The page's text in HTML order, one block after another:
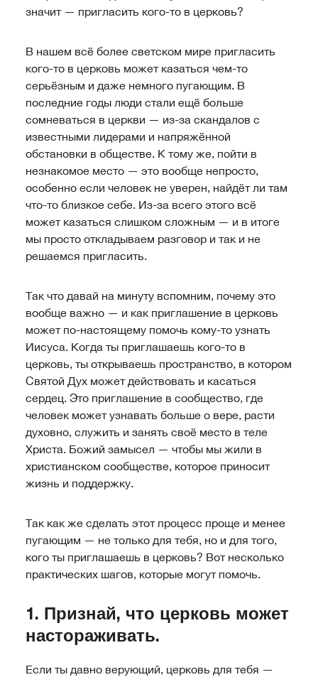
значит — пригласить кого-то в церковь?
В нашем всё более светском мире пригласить
кого-то в церковь может казаться чем-то
серьёзным и даже немного пугающим. В
последние годы люди стали ещё больше
сомневаться в церкви — из-за скандалов с
известными лидерами и напряжённой
обстановки в обществе. К тому же, пойти в
незнакомое место — это вообще непросто,
особенно если человек не уверен, найдёт ли там
что-то близкое себе. Из-за всего этого всё
может казаться слишком сложным — и в итоге
мы просто откладываем разговор и так и не
решаемся пригласить.
Так что давай на минуту вспомним, почему это
вообще важно — и как приглашение в церковь
может по-настоящему помочь кому-то узнать
Иисуса. Когда ты приглашаешь кого-то в
церковь, ты открываешь пространство, в котором
Святой Дух может действовать и касаться
сердец. Это приглашение в сообщество, где
человек может узнавать больше о вере, расти
духовно, служить и занять своё место в теле
Христа. Божий замысел — чтобы мы жили в
христианском сообществе, которое приносит
жизнь и поддержку.
Так как же сделать этот процесс проще и менее
пугающим — не только для тебя, но и для того,
кого ты приглашаешь в церковь? Вот несколько
практических шагов, которые могут помочь.
1. Признай, что церковь может
настораживать.
Если ты давно верующий, церковь для тебя —